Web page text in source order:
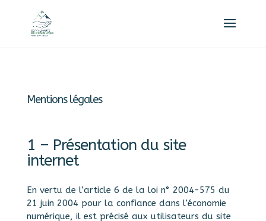
Mentions légales
1 – Présentation du site
internet
En vertu de l’article 6 de la loi n° 2004-575 du
21 juin 2004 pour la confiance dans l’économie
numérique, il est précisé aux utilisateurs du site